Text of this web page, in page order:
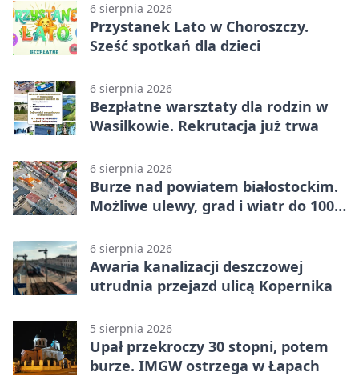
6 sierpnia 2026
Przystanek Lato w Choroszczy.
Sześć spotkań dla dzieci
6 sierpnia 2026
Bezpłatne warsztaty dla rodzin w
Wasilkowie. Rekrutacja już trwa
6 sierpnia 2026
Burze nad powiatem białostockim.
Możliwe ulewy, grad i wiatr do 100
6 sierpnia 2026
Awaria kanalizacji deszczowej
utrudnia przejazd ulicą Kopernika
5 sierpnia 2026
Upał przekroczy 30 stopni, potem
burze. IMGW ostrzega w Łapach